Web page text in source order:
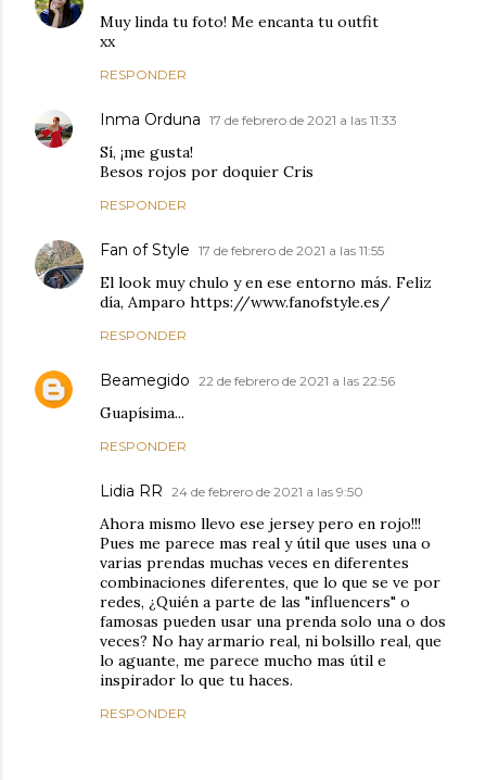
Muy linda tu foto! Me encanta tu outfit
xx
RESPONDER
Inma Orduna 17 de febrero de 2021 a las 11:33
Sí, ¡me gusta!
Besos rojos por doquier Cris
RESPONDER
Fan of Style 17 de febrero de 2021 a las 11:55
El look muy chulo y en ese entorno más. Feliz
día, Amparo https://www.fanofstyle.es/
RESPONDER
Beamegido 22 de febrero de 2021 a las 22:56
Guapísima...
RESPONDER
Lidia RR 24 de febrero de 2021 a las 9:50
Ahora mismo llevo ese jersey pero en rojo!!!
Pues me parece mas real y útil que uses una o
varias prendas muchas veces en diferentes
combinaciones diferentes, que lo que se ve por
redes, ¿Quién a parte de las "influencers" o
famosas pueden usar una prenda solo una o dos
veces? No hay armario real, ni bolsillo real, que
lo aguante, me parece mucho mas útil e
inspirador lo que tu haces.
RESPONDER